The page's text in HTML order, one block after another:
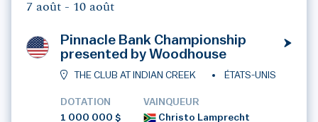
7 août - 10 août
Pinnacle Bank Championship
presented by Woodhouse
THE CLUB AT INDIAN CREEK ÉTATS-UNIS
DOTATION
1 000 000 $
VAINQUEUR
Christo Lamprecht